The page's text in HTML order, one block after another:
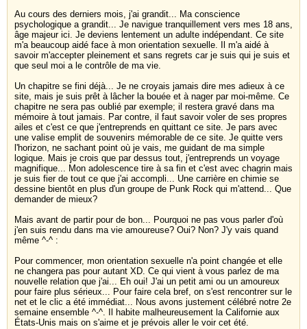
Au cours des derniers mois, j'ai grandit... Ma conscience
psychologique a grandit... Je navigue tranquillement vers mes 18 ans,
âge majeur ici. Je deviens lentement un adulte indépendant. Ce site
m'a beaucoup aidé face à mon orientation sexuelle. Il m'a aidé à
savoir m'accepter pleinement et sans regrets car je suis qui je suis et
que seul moi a le contrôle de ma vie.
Un chapitre se fini déjà... Je ne croyais jamais dire mes adieux à ce
site, mais je suis prêt à lâcher la bouée et à nager par moi-même. Ce
chapitre ne sera pas oublié par exemple; il restera gravé dans ma
mémoire à tout jamais. Par contre, il faut savoir voler de ses propres
ailes et c'est ce que j'entreprends en quittant ce site. Je pars avec
une valise emplit de souvenirs mémorable de ce site. Je quitte vers
l'horizon, ne sachant point où je vais, me guidant de ma simple
logique. Mais je crois que par dessus tout, j'entreprends un voyage
magnifique... Mon adolescence tire à sa fin et c'est avec chagrin mais
je suis fier de tout ce que j'ai accompli... Une carrière en chimie se
dessine bientôt en plus d'un groupe de Punk Rock qui m'attend... Que
demander de mieux?
Mais avant de partir pour de bon... Pourquoi ne pas vous parler d'où
j'en suis rendu dans ma vie amoureuse? Oui? Non? J'y vais quand
même ^-^ :
Pour commencer, mon orientation sexuelle n'a point changée et elle
ne changera pas pour autant XD. Ce qui vient à vous parlez de ma
nouvelle relation que j'ai... Eh oui! J'ai un petit ami ou un amoureux
pour faire plus sérieux... Pour faire cela bref, on s'est rencontrer sur le
net et le clic a été immédiat... Nous avons justement célébré notre 2e
semaine ensemble ^-^. Il habite malheureusement la Californie aux
États-Unis mais on s'aime et je prévois aller le voir cet été.